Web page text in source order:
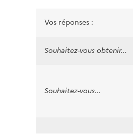
Vos réponses :
Souhaitez-vous obtenir...
Souhaitez-vous...